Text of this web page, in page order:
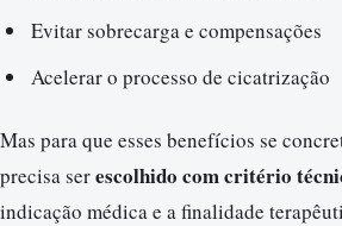
Evitar sobrecarga e compensações
Acelerar o processo de cicatrização
Mas para que esses benefícios se
precisa serescolhido com critério
indicação médica e a finalidade